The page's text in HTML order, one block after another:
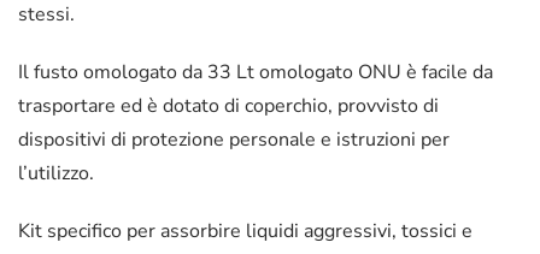
stessi.
Il fusto omologato da 33 Lt omologato ONU è facile da
trasportare ed è dotato di coperchio, provvisto di
dispositivi di protezione personale e istruzioni per
l’utilizzo.
Kit specifico per assorbire liquidi aggressivi, tossici e